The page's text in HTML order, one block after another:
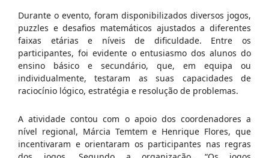
Durante o evento, foram disponibilizados diversos jogos,
puzzles e desafios matemáticos ajustados a diferentes
faixas etárias e níveis de dificuldade. Entre os
participantes, foi evidente o entusiasmo dos alunos do
ensino básico e secundário, que, em equipa ou
individualmente, testaram as suas capacidades de
raciocínio lógico, estratégia e resolução de problemas.
A atividade contou com o apoio dos coordenadores a
nível regional, Márcia Temtem e Henrique Flores, que
incentivaram e orientaram os participantes nas regras